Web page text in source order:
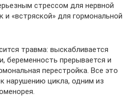
стрессом для нервной
«встряской» для гормональной
травма: выскабливается
беременность прерывается и
перестройка. Все это
нарушению цикла, одним из